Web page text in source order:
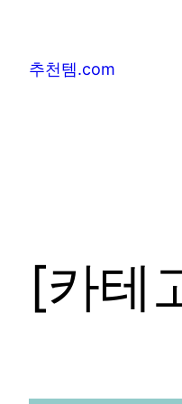
추천템.com
[카테